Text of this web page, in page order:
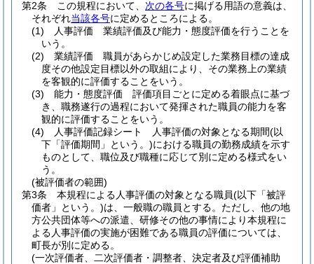
第2条
この規程において、 次の各号に掲げる用語の意義は、
それぞれ当該各号に定めるところによる。
(1)
人事評価 業績評価及び能力・態度評価を行うことを
いう。
(2)
業績評価 職員があらかじめ設定した業務目標の達成
度その他設定目標以外の取組により、その業務上の業績
を客観的に評価することをいう。
(3)
能力・態度評価 評価項目ごとに定める着眼点に基づ
き、職務遂行の過程において発揮された職員の能力を客
観的に評価することをいう。
(4)
人事評価記録シート 人事評価の対象となる期間(以
下「評価期間」という。)における職員の勤務成績を示す
ものとして、職位及び職種に応じて別に定める様式をい
う。
(被評価者の範囲)
第3条
本規程による人事評価の対象となる職員(以下「被評
価者」という。)は、一般職の職員とする。 ただし、他の地
方公共団体等への派遣、研修その他の事情により本規程に
よる人事評価の実施が困難である職員の評価については、
町長が別に定める。
(一次評価者、二次評価者・調整者、決定者及び評価補助